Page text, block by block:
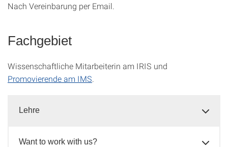
Nach Vereinbarung per Email.
Fachgebiet
Wissenschaftliche Mitarbeiterin am IRIS und
Promovierende am IMS
Lehre
Want to work with us?